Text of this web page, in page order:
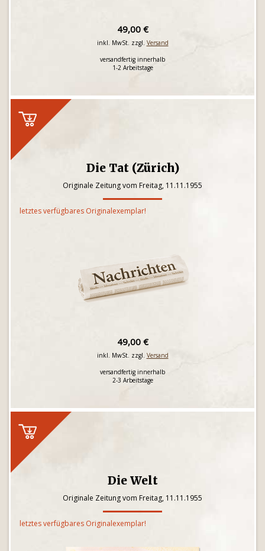
49,00 €
inkl. MwSt. zzgl. Versand
versandfertig innerhalb
1-2 Arbeitstage
Die Tat (Zürich)
Originale Zeitung vom Freitag, 11.11.1955
letztes verfügbares Originalexemplar!
49,00 €
inkl. MwSt. zzgl. Versand
versandfertig innerhalb
2-3 Arbeitstage
Die Welt
Originale Zeitung vom Freitag, 11.11.1955
letztes verfügbares Originalexemplar!